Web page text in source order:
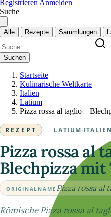
Registrieren Anmelden
Suche
Alle Rezepte Sammlungen
Suchen
Startseite
Kulinarische Weltkarte
Italien
Latium
Pizza rossa al taglio –
REZEPT · LATIUM ·ITALIEN
Pizza rossa al
Blechpizza mit
ORIGINALNAME Pizza rossa al
Römische Pizza rossa al